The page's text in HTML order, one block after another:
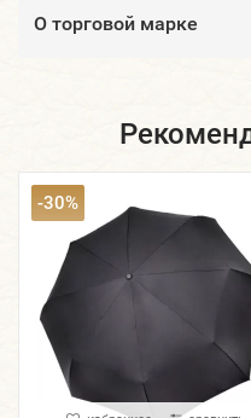
О торговой марке
-30%